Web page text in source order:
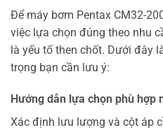
Để máy bơm Pentax CM32-
việc lựa chọn đúng theo nhu
là yếu tố then chốt. Dưới đây
trọng bạn cần lưu ý:
Hướng dẫn lựa chọn phù hợp
Xác định lưu lượng và cột áp